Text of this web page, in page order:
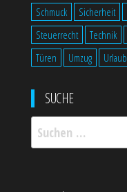
Schmuck
Sicherheit
Steuerrecht
Technik
Türen
Umzug Urlaub
SUCHE
Suchen
nach: